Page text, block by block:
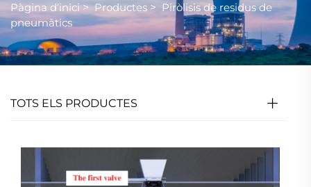
Pàgina d’inici>Productes > Piròlisis de residus de
pneumàtics
TOTS ELS PRODUCTES